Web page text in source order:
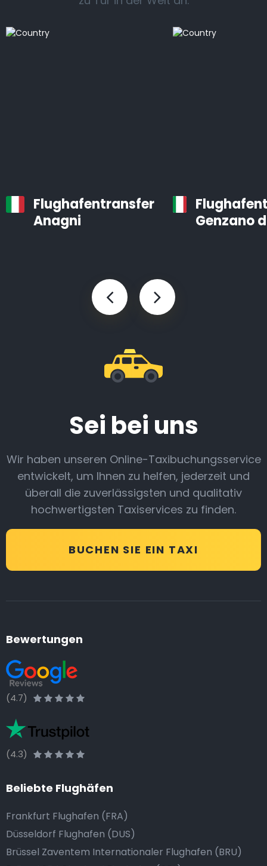
Flughafentransfer
Anagni
Genzano
Sei bei uns
Wir haben unseren Online-Taxibuchungsservice
entwickelt, um Ihnen zu helfen, jederzeit und
überall die zuverlässigsten und qualitativ
hochwertigsten Taxiservices zu finden.
BUCHEN SIE EIN TAXI
Bewertungen
(4.7)
(4.3)
Beliebte Flughäfen
Frankfurt Flughafen (FRA)
Düsseldorf Flughafen (DUS)
Brüssel Zaventem Internationaler Flughafen (BRU)